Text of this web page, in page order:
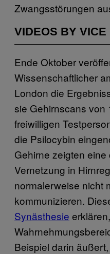
Zwangsstörungen
VIDEOS BY VICE
Ende Oktober
Wissenschaftlicher
London die
sie Gehirnscans von
freiwilligen
die Psilocybin
Gehirne zeigten
Vernetzung in
normalerweise nicht
kommunizieren.
Synästhesie
Beispiel darin